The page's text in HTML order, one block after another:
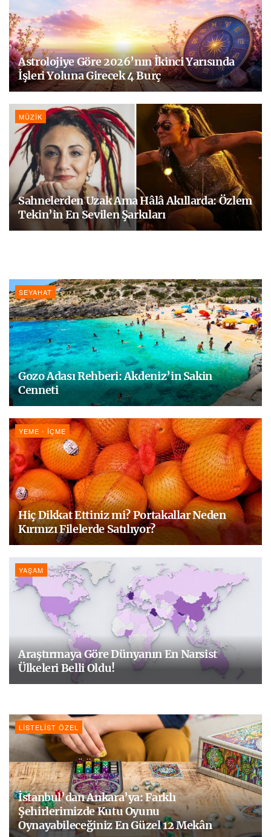
Astrolojiye Göre 2026’nın İkinci Yarısında
İşleri Yoluna Girecek 4 Burç
MÜZIK
Sahnelerden Uzak Ama Hâlâ Akıllarda: Özlem
Tekin’in En Sevilen Şarkıları
SEYAHAT
Gozo Adası Rehberi: Akdeniz’in Sakin
Cenneti
YEME - İÇME
Hiç Dikkat Ettiniz mi? Portakallar Neden
Kırmızı Filelerde Satılıyor?
YAŞAM
Araştırmaya Göre Dünyanın En Narsist
Ülkeleri Belli Oldu!
LISTELIST ÖZEL
İstanbul’dan Ankara’ya: Farklı
Şehirlerimizde Kutu Oyunu
Oynayabileceğiniz En Güzel 12 Mekân